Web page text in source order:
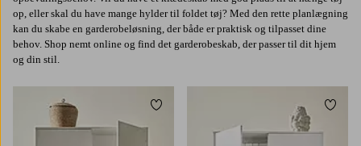
op, eller skal du have mange hylder til foldet tøj? Med den rette planlægning
kan du skabe en garderobeløsning, der både er praktisk og tilpasset dine
behov. Shop nemt online og find det garderobeskab, der passer til dit hjem
og din stil.
Tilføj til favoritter Tilføj